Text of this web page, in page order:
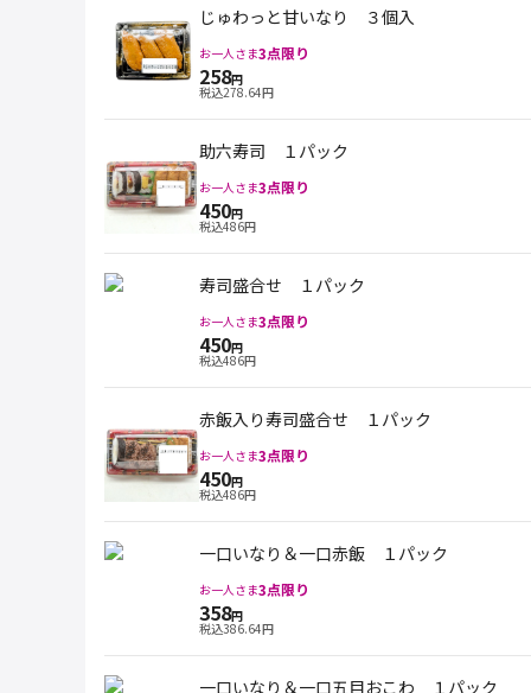
じゅわっと甘いなり ３個入
お一人さま3点限り
258円
税込278.64円
助六寿司 １パック
お一人さま3点限り
450円
税込486円
寿司盛合せ １パック
お一人さま3点限り
450円
税込486円
赤飯入り寿司盛合せ １パック
お一人さま3点限り
450円
税込486円
一口いなり＆一口赤飯 １パック
お一人さま3点限り
358円
税込386.64円
一口いなり＆一口五目おこわ １パック